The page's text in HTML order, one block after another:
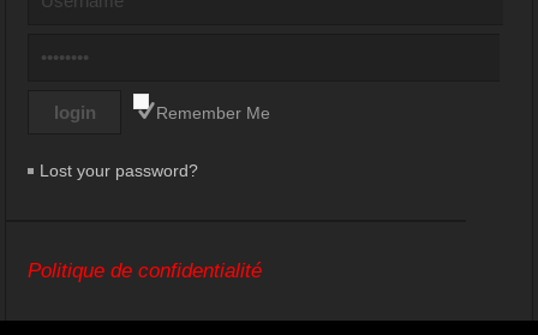
Remember Me
Lost your password?
Politique de confidentialité